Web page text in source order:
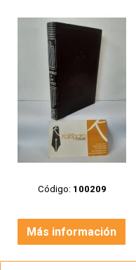
Código: 100209
Más información